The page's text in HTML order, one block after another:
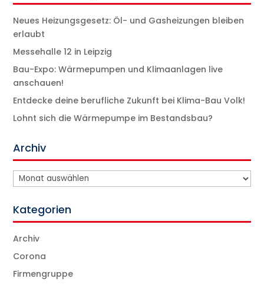
Neues Heizungsgesetz: Öl- und Gasheizungen bleiben
erlaubt
Messehalle 12 in Leipzig
Bau-Expo: Wärmepumpen und Klimaanlagen live
anschauen!
Entdecke deine berufliche Zukunft bei Klima-Bau Volk!
Lohnt sich die Wärmepumpe im Bestandsbau?
Archiv
Archiv
Kategorien
Archiv
Corona
Firmengruppe